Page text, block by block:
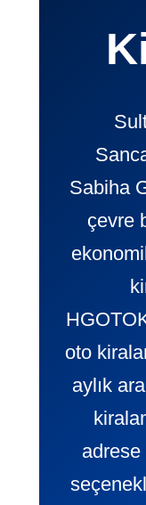
Sabiha
çevre
oto
aylık